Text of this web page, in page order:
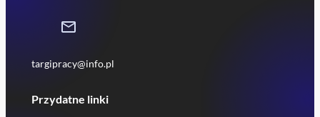
targipracy@info.pl
Przydatne linki